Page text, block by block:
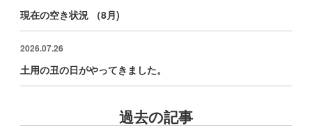
現在の空き状況 （8月)
2026.07.26
土用の丑の日がやってきました。
過去の記事